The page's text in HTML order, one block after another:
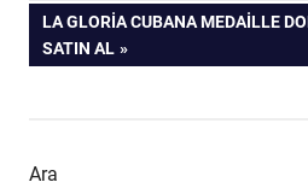
gezinmesi
NEXT
POST:
LA GLORIA CUBANA MEDAILLE
SATIN AL
Ara